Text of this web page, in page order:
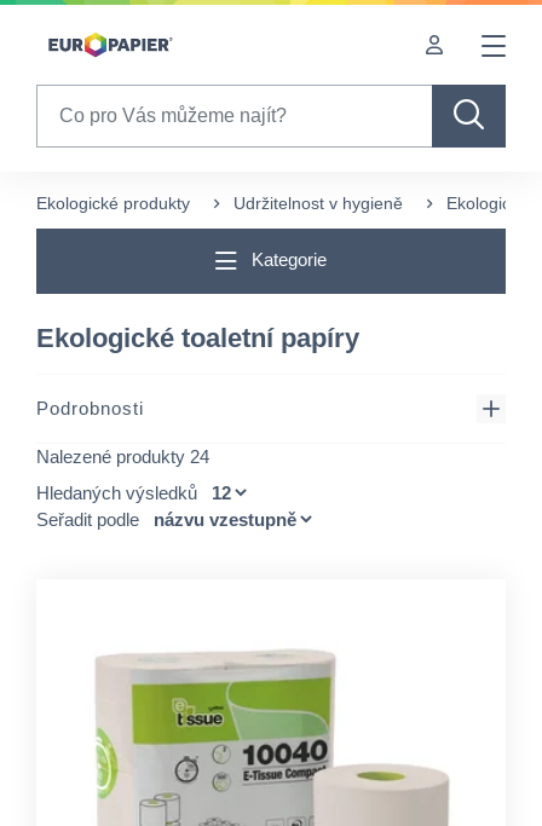
Table Of Content
Ekologické produkty Udržitelnost v hygieně Ekologický
Kategorie
Ekologické toaletní papíry
Podrobnosti
Nalezené produkty 24
Hledaných výsledků
Seřadit podle